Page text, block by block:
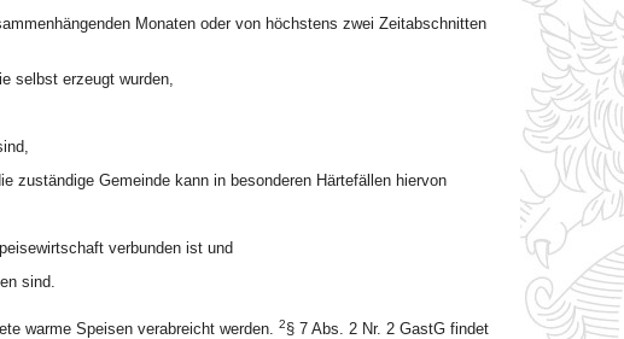
Monaten oder von höchstens zwei Zeitabschnitten
selbst erzeugt wurden,
zuständige Gemeinde kann in besonderen Härtefällen hiervon
verbunden ist und
sind.
warme Speisen verabreicht werden. 2§ 7 Abs. 2 Nr. 2 GastG findet